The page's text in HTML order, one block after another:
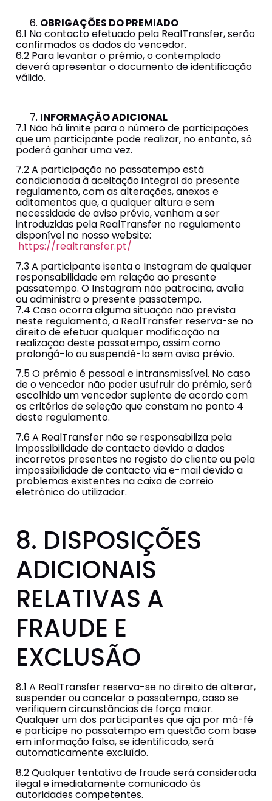
OBRIGAÇÕES DO PREMIADO
6.1 No contacto efetuado pela RealTransfer, serão
confirmados os dados do vencedor.
6.2 Para levantar o prémio, o contemplado
deverá apresentar o documento de identificação
válido.
INFORMAÇÃO ADICIONAL
7.1 Não há limite para o número de participações
que um participante pode realizar, no entanto, só
poderá ganhar uma vez.
7.2 A participação no passatempo está
condicionada à aceitação integral do presente
regulamento, com as alterações, anexos e
aditamentos que, a qualquer altura e sem
necessidade de aviso prévio, venham a ser
introduzidas pela RealTransfer no regulamento
disponível no nosso website:
https://realtransfer.pt/
7.3 A participante isenta o Instagram de qualquer
responsabilidade em relação ao presente
passatempo. O Instagram não patrocina, avalia
ou administra o presente passatempo.
7.4 Caso ocorra alguma situação não prevista
neste regulamento, a RealTransfer reserva-se no
direito de efetuar qualquer modificação na
realização deste passatempo, assim como
prolongá-lo ou suspendê-lo sem aviso prévio.
7.5 O prémio é pessoal e intransmissível. No caso
de o vencedor não poder usufruir do prémio, será
escolhido um vencedor suplente de acordo com
os critérios de seleção que constam no ponto 4
deste regulamento.
7.6 A RealTransfer não se responsabiliza pela
impossibilidade de contacto devido a dados
incorretos presentes no registo do cliente ou pela
impossibilidade de contacto via e-mail devido a
problemas existentes na caixa de correio
eletrónico do utilizador.
8. DISPOSIÇÕES
ADICIONAIS
RELATIVAS A
FRAUDE E
EXCLUSÃO
8.1 A RealTransfer reserva-se no direito de alterar,
suspender ou cancelar o passatempo, caso se
verifiquem circunstâncias de força maior.
Qualquer um dos participantes que aja por má-fé
e participe no passatempo em questão com base
em informação falsa, se identificado, será
automaticamente excluído.
8.2 Qualquer tentativa de fraude será considerada
ilegal e imediatamente comunicado às
autoridades competentes.